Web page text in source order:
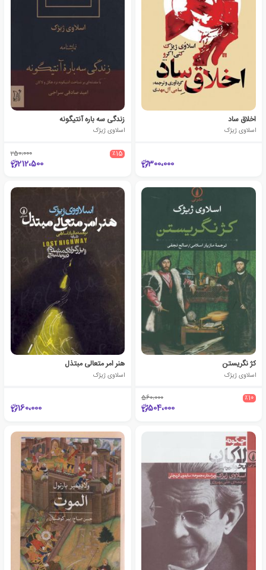
اخلاق ساد
اسلاوی ژیژک
300،000
زندگی سه باره آنتیگونه
اسلاوی ژیژک
٪15 250،000
212،500
کژ نگریستن
اسلاوی ژیژک
٪10 560،000
504،000
هنر امر متعالی مبتذل
اسلاوی ژیژک
160،000